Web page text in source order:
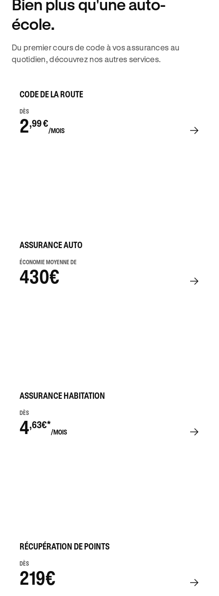
Bien plus qu'une auto-
école.
Du premier cours de code à vos assurances au
quotidien, découvrez nos autres services.
CODE DE LA ROUTE
DÈS
2,99 €
/MOIS
ASSURANCE AUTO
ÉCONOMIE MOYENNE DE
430€
ASSURANCE HABITATION
DÈS
4,63€*
/MOIS
RÉCUPÉRATION DE POINTS
DÈS
219€